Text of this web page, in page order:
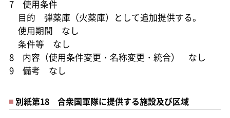
7 使用条件
目的 弾薬庫（火薬庫）として追加提供する。
使用期間 なし
条件等 なし
8 内容（使用条件変更・名称変更・統合） なし
9 備考 なし
別紙第18 合衆国軍隊に提供する施設及び区域